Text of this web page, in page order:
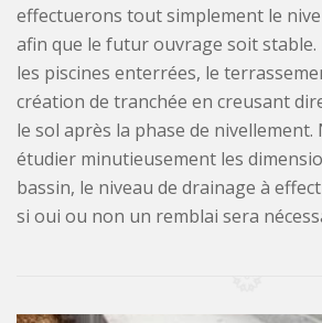
effectuerons tout simplement le
afin que le futur ouvrage soit stable.
les piscines enterrées, le
création de tranchée en creusant
le sol après la phase de
étudier minutieusement les
bassin, le niveau de drainage à
si oui ou non un remblai sera